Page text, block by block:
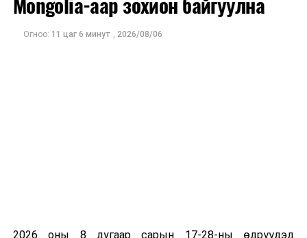
УИХ-ын 2007 оны 27 дугаар тогтоолоор стратегийн
16 ордыг баталсан. Мөн хавсралтад нь стратегийн
Мөн чанаргүй болон хуурамч эмийн эрсдэлийг
бууруулж, эмийн үнийн өсөлтийг сааруулснаар
Mongolia-аар зохион байгуулна
Огноо: 11 цаг 6 минут , 2026/08/06
2026 оны 8 дугаар сарын 17-28-ны өдрүүдэд